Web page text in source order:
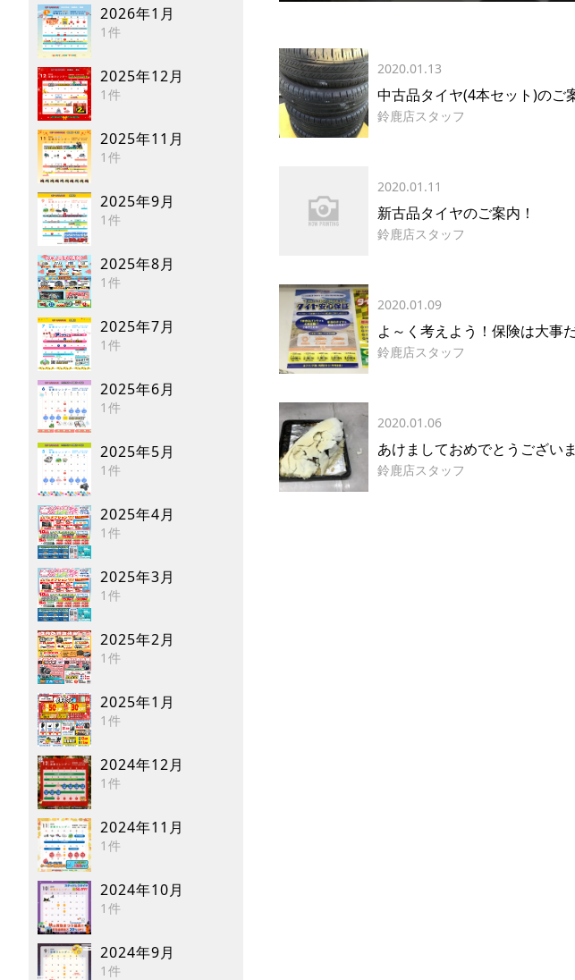
2026年1月
1件
2025年12月
1件
2025年11月
1件
2025年9月
1件
2025年8月
1件
2025年7月
1件
2025年6月
1件
2025年5月
1件
2025年4月
1件
2025年3月
1件
2025年2月
1件
2025年1月
1件
2024年12月
1件
2024年11月
1件
2024年10月
1件
2024年9月
1件
2020.01.13
中古品タイヤ(4本セット)のご
鈴鹿店スタッフ
2020.01.11
新古品タイヤのご案内！
鈴鹿店スタッフ
2020.01.09
よ～く考えよう！保険は大事
鈴鹿店スタッフ
2020.01.06
あけましておめでとうござい
鈴鹿店スタッフ